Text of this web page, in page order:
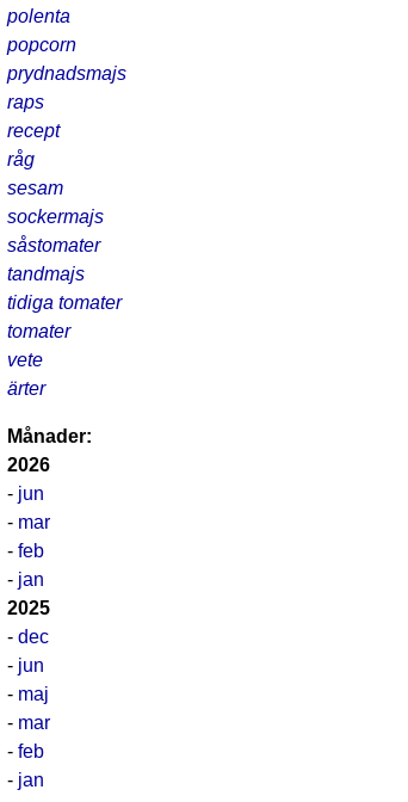
polenta
popcorn
prydnadsmajs
raps
recept
råg
sesam
sockermajs
såstomater
tandmajs
tidiga tomater
tomater
vete
ärter
Månader:
2026
- jun
- mar
- feb
- jan
2025
- dec
- jun
- maj
- mar
- feb
- jan